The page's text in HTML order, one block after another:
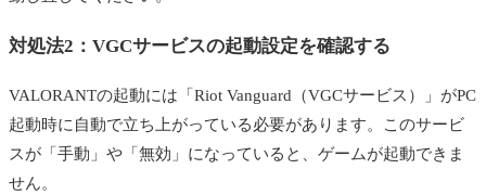
対処法2：VGCサービスの起動設定を確認する
VALORANTの起動には「Riot Vanguard（VGCサービス）」がPC
起動時に自動で立ち上がっている必要があります。このサービ
スが「手動」や「無効」になっていると、ゲームが起動できま
せん。